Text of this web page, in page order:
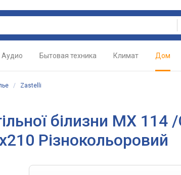
Аудио Бытовая техника Климат Дом
/ Zastelli
білизни МХ 114
Різнокольоровий